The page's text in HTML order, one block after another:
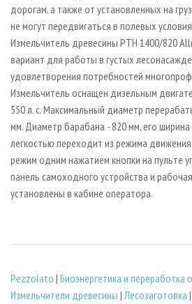
ИНСТРУМЕНТ И МАТЕРИАЛЫ
БИБЛИОТЕКА СПЕЦИАЛИСТА
дорогам, а также от установленных на
не могут передвигаться в полевых
Измельчитель древесины PTH 1400/820
вариант для работы в густых
удовлетворения потребностей
Измельчитель оснащен дизельным
550 л. с. Максимальный диаметр
мм. Диаметр барабана - 820 мм, его
легкостью переходит из режима
режим одним нажатием кнопки на пульте
панель самоходного устройства и
установлены в кабине оператора.
Pezzolato | Биoэнергетика и переработка
Измельчители древесины |Лесозаготовка |